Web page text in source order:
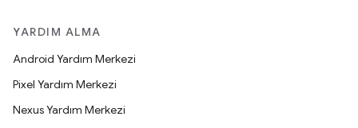
YARDIM ALMA
Android Yardım Merkezi
Pixel Yardım Merkezi
Nexus Yardım Merkezi